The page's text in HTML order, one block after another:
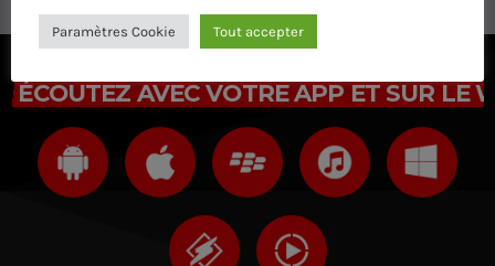
ÉCOUTEZ AVEC VOTRE APP ET SUR LE
Paramètres Cookie Tout accepter